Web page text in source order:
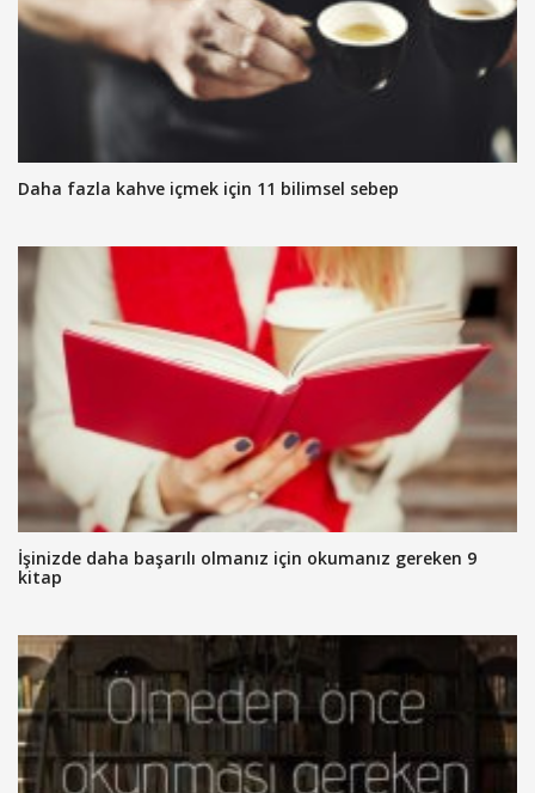
Daha fazla kahve içmek için 11 bilimsel sebep
İşinizde daha başarılı olmanız için okumanız gereken 9
kitap